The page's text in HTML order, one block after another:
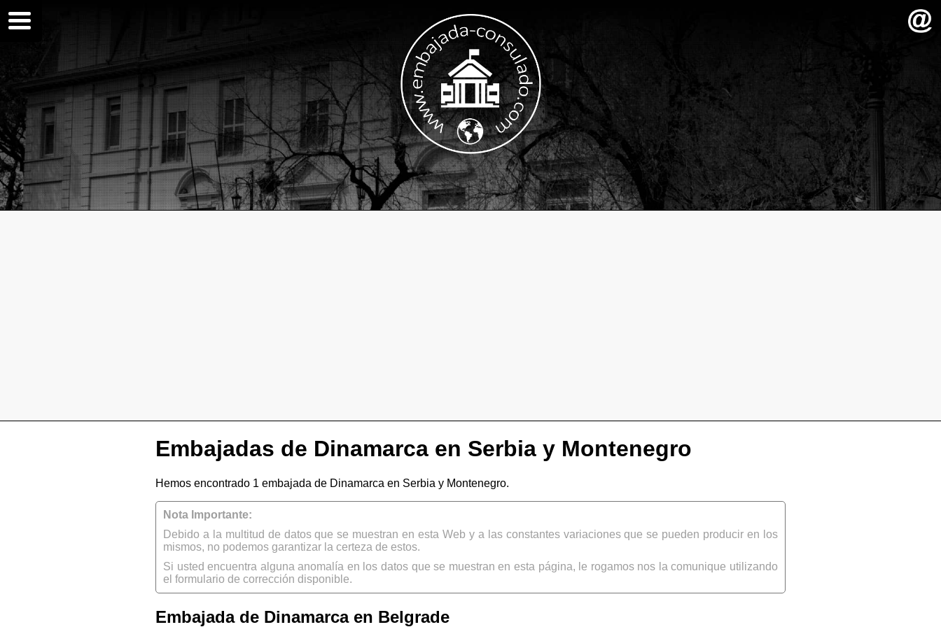
Embajadas de Dinamarca en Serbia y Montenegro
Hemos encontrado 1 embajada de Dinamarca en Serbia y Montenegro.
Nota Importante:
Debido a la multitud de datos que se muestran en esta Web y a las constantes variaciones que se pueden producir en los
mismos, no podemos garantizar la certeza de estos.
Si usted encuentra alguna anomalía en los datos que se muestran en esta página, le rogamos nos la comunique utilizando
el formulario de corrección disponible.
Embajada de Dinamarca en Belgrade